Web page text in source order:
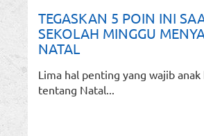
TEGASKAN 5 POIN INI
SEKOLAH MINGGU
NATAL
Lima hal penting yang wajib
tentang Natal...